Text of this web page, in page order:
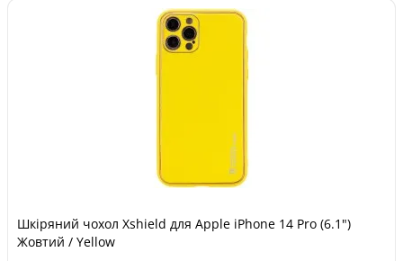
Шкіряний чохол Xshield для Apple iPhone 14 Pro (6.1")
Жовтий / Yellow